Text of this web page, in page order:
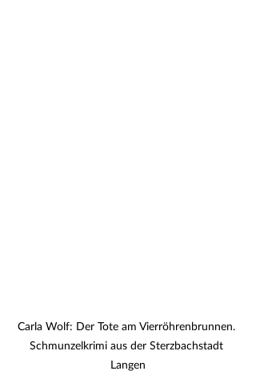
Carla Wolf: Der Tote am Vierröhrenbrunnen.
Schmunzelkrimi aus der Sterzbachstadt
Langen